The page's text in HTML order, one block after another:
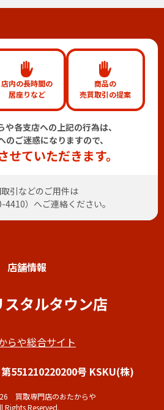
店内の長時間の
居座りなど
商品の
売買取引の提案
や各支店への上記の行為は、
のご迷惑になりますので、
せていただきます。
引などのご用件は
4410）へご連絡ください。
店舗情報
タルタウン店
らや総合サイト
551210220200号 KSKU(株)
買取専門店のおたからや
Rights Reserved.